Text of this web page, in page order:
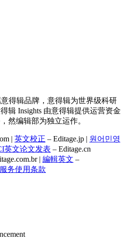
得辑品牌，意得辑为世界级科研
辑 Insights 由意得辑提供运营资金
然编辑部为独立运作。
| 英文校正 – Editage.jp | 원어민영
英文论文发表 – Editage.cn
| 編輯英文 –
务使用条款